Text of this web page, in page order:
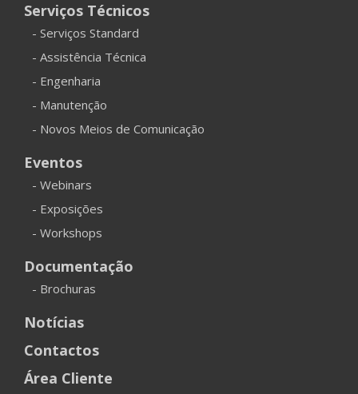
Serviços Técnicos
- Serviços Standard
- Assistência Técnica
- Engenharia
- Manutenção
- Novos Meios de Comunicação
Eventos
- Webinars
- Exposições
- Workshops
Documentação
- Brochuras
Notícias
Contactos
Área Cliente